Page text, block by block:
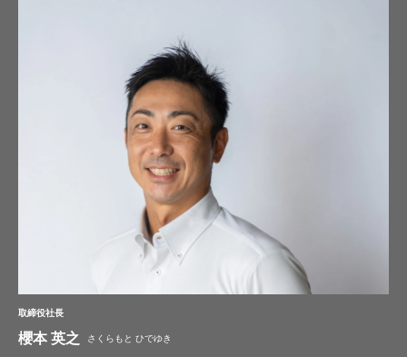
取締役社長
櫻本 英之 さくらもと ひでゆき